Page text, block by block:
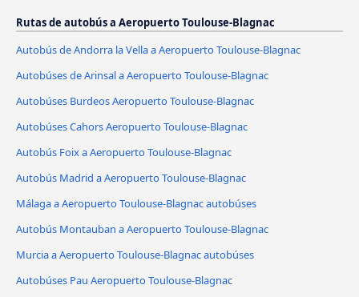
Rutas de autobús a Aeropuerto Toulouse-Blagnac
Autobús de Andorra la Vella a Aeropuerto Toulouse-Blagnac
Autobúses de Arinsal a Aeropuerto Toulouse-Blagnac
Autobúses Burdeos Aeropuerto Toulouse-Blagnac
Autobúses Cahors Aeropuerto Toulouse-Blagnac
Autobús Foix a Aeropuerto Toulouse-Blagnac
Autobús Madrid a Aeropuerto Toulouse-Blagnac
Málaga a Aeropuerto Toulouse-Blagnac autobúses
Autobús Montauban a Aeropuerto Toulouse-Blagnac
Murcia a Aeropuerto Toulouse-Blagnac autobúses
Autobúses Pau Aeropuerto Toulouse-Blagnac